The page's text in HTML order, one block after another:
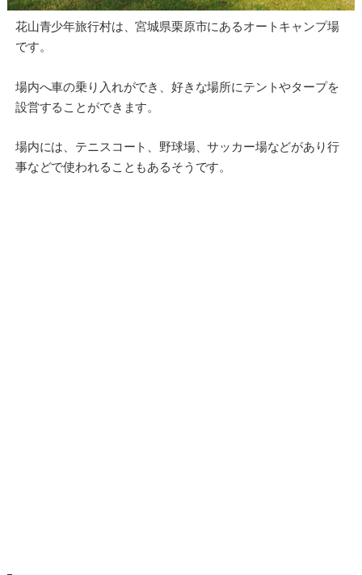
花山青少年旅行村は、宮城県栗原市にあるオートキャンプ場
です。
場内へ車の乗り入れができ、好きな場所にテントやタープを
設営することができます。
場内には、テニスコート、野球場、サッカー場などがあり行
事などで使われることもあるそうです。